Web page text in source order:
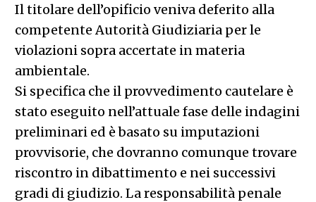
Il titolare dell’opificio veniva deferito alla
competente Autorità Giudiziaria per le
violazioni sopra accertate in materia
ambientale.
Si specifica che il provvedimento cautelare è
stato eseguito nell’attuale fase delle indagini
preliminari ed è basato su imputazioni
provvisorie, che dovranno comunque trovare
riscontro in dibattimento e nei successivi
gradi di giudizio. La responsabilità penale